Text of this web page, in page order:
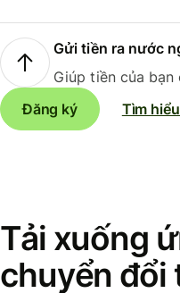
Gửi tiền ra nước
Giúp tiền của
Đăng ký
Tìm
Tải xuống
chuyển đổi